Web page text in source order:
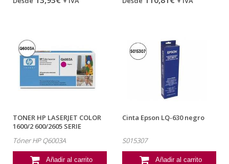
TONER HP LASERJET COLOR
1600/2 600/2605 SERIE
Tóner HP Q6003A
Añadir al carrito
Cinta Epson LQ-630 negro
S015307
Añadir al carrito